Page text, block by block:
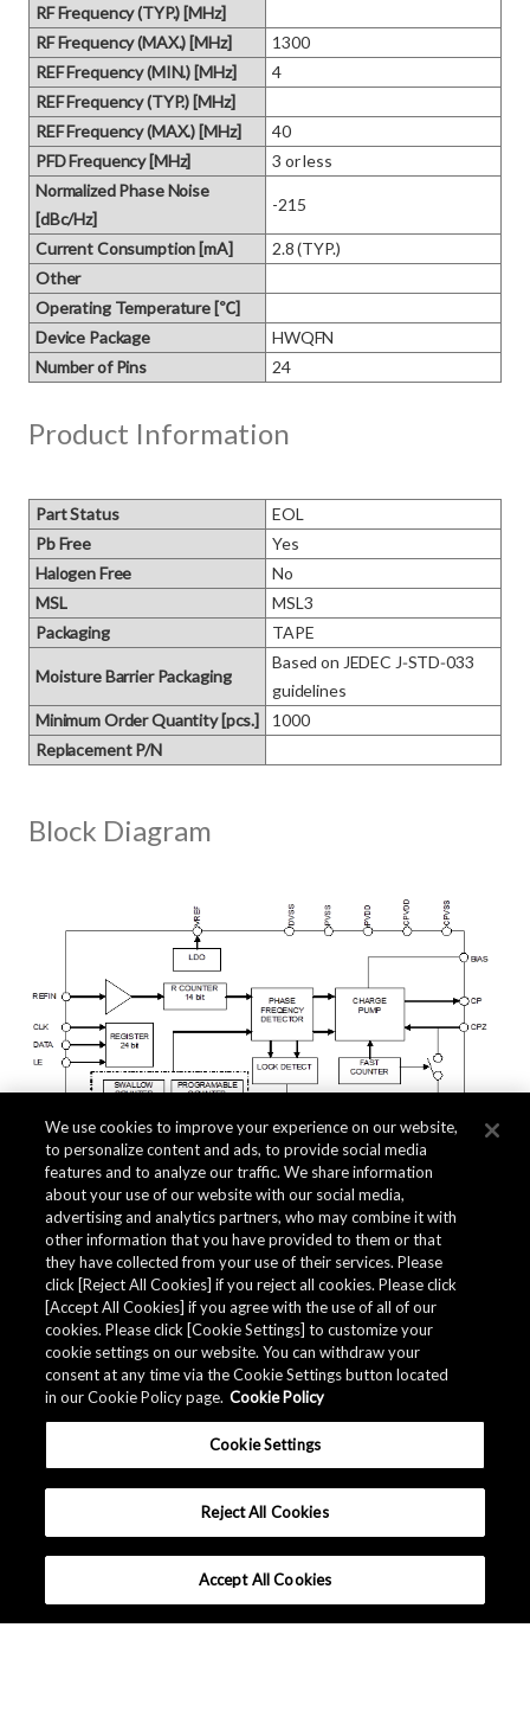
RF Frequency (TYP.) [MHz]
RF Frequency (MAX.) [MHz]
1300
REF Frequency (MIN.) [MHz]
4
REF Frequency (TYP.) [MHz]
REF Frequency (MAX.) [MHz]
40
PFD Frequency [MHz]
3 or less
Normalized Phase Noise
[dBc/Hz]
-215
Current Consumption [mA]
2.8 (TYP.)
Other
Operating Temperature [℃]
Device Package
HWQFN
Number of Pins
24
Product Information
Part Status
EOL
Pb Free
Yes
Halogen Free
No
MSL
MSL3
Packaging
TAPE
Moisture Barrier Packaging
Based on JEDEC J‑STD‑033
guidelines
Minimum Order Quantity [pcs.]
1000
Replacement P/N
Block Diagram
Related Documents
We use cookies to improve your experience on our website,
to personalize content and ads, to provide social media
features and to analyze our traffic. We share information
about your use of our website with our social media,
advertising and analytics partners, who may combine it with
other information that you have provided to them or that
they have collected from your use of their services. Please
click [Reject All Cookies] if you reject all cookies. Please click
[Accept All Cookies] if you agree with the use of all of our
cookies. Please click [Cookie Settings] to customize your
cookie settings on our website. You can withdraw your
consent at any time via the Cookie Settings button located
in our Cookie Policy page. Cookie Policy
Cookie Settings
Reject All Cookies
Accept All Cookies